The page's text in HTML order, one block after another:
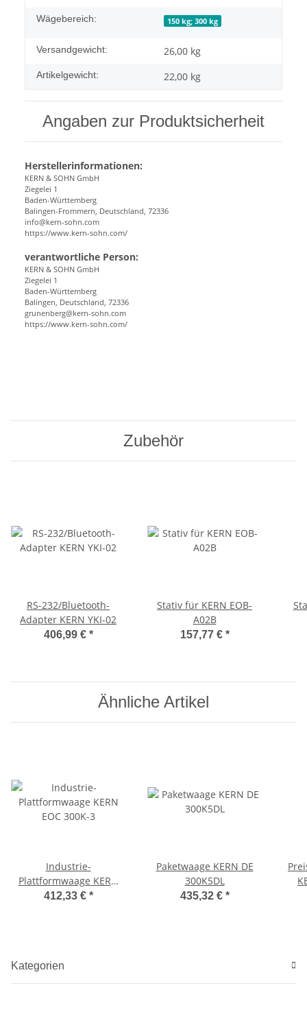
Wägebereich: 150 kg; 300 kg
Versandgewicht: 26,00 kg
Artikelgewicht: 22,00 kg
Angaben zur Produktsicherheit
Herstellerinformationen:
KERN & SOHN GmbH
Ziegelei 1
Baden-Württemberg
Balingen-Frommern, Deutschland, 72336
info@kern-sohn.com
https://www.kern-sohn.com/
verantwortliche Person:
KERN & SOHN GmbH
Ziegelei 1
Baden-Württemberg
Balingen, Deutschland, 72336
grunenberg@kern-sohn.com
https://www.kern-sohn.com/
Zubehör
RS-232/Bluetooth-
Adapter KERN YKI-02
406,99 € *
Stativ für KERN EOB-
A02B
157,77 € *
Ähnliche Artikel
Industrie-
Plattformwaage KERN
EOC 300K-3
412,33 € *
Paketwaage KERN DE
300K5DL
435,32 € *
Kategorien